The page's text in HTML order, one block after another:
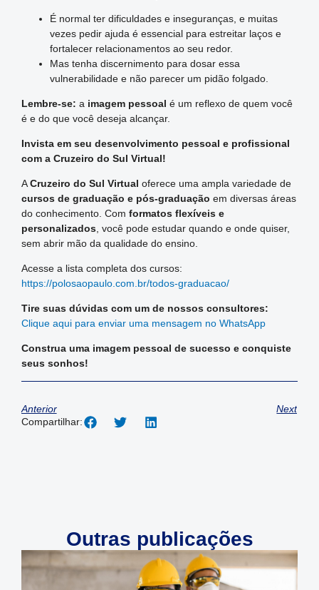
É normal ter dificuldades e inseguranças, e muitas
vezes pedir ajuda é essencial para estreitar laços e
fortalecer relacionamentos ao seu redor.
Mas tenha discernimento para dosar essa
vulnerabilidade e não parecer um pidão folgado.
Lembre-se: a imagem pessoal é um reflexo de quem você
é e do que você deseja alcançar.
Invista em seu desenvolvimento pessoal e profissional
com a Cruzeiro do Sul Virtual!
ACruzeiro do Sul Virtual oferece uma ampla variedade de
cursos de graduação e pós-graduação em diversas áreas
do conhecimento. Com formatos flexíveis e
personalizados, você pode estudar quando e onde quiser,
sem abrir mão da qualidade do ensino.
Acesse a lista completa dos cursos:
https://polosaopaulo.com.br/todos-graduacao/
Tire suas dúvidas com um de nossos consultores:
Clique aqui para enviar uma mensagem no WhatsApp
Construa uma imagem pessoal de sucesso e conquiste
seus sonhos!
Anterior
Next
Compartilhar:
Outras publicações